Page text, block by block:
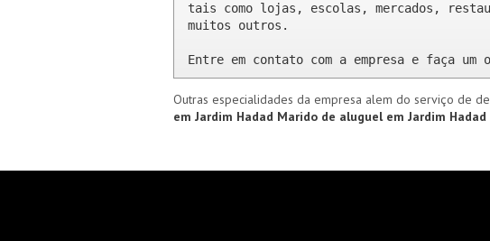
tais como lojas, escolas, mercados,
muitos outros.
Entre em contato com a empresa e faça um
Outras especialidades da empresa alem do serviço de
em Jardim Hadad Marido de aluguel em Jardim Hadad